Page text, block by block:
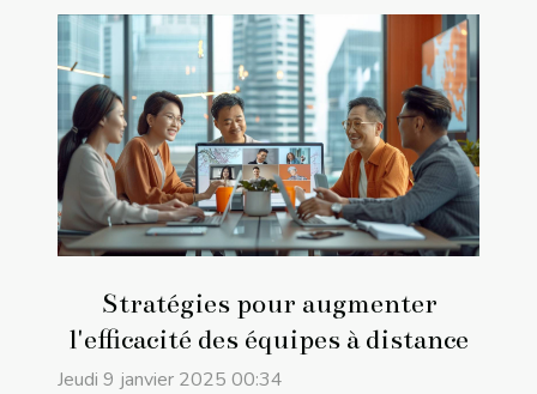
Stratégies pour augmenter
l'efficacité des équipes à distance
Jeudi 9 janvier 2025 00:34